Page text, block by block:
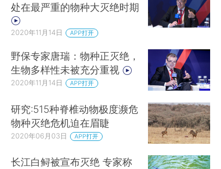
处在最严重的物种大灭绝时期
2020年11月14日 APP打开
野保专家唐瑞：物种正灭绝，
生物多样性未被充分重视
2020年11月14日 APP打开
研究:515种脊椎动物极度濒危
物种灭绝危机迫在眉睫
2020年06月03日 APP打开
长江白鲟被宣布灭绝 专家称